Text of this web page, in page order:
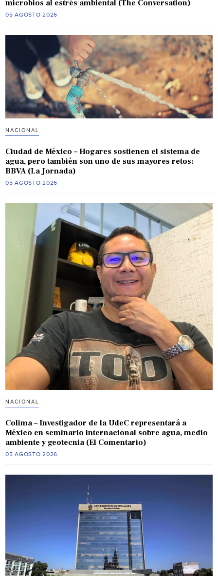
microbios al estrés ambiental (The Conversation)
05 AGOSTO 2026
NACIONAL
Ciudad de México – Hogares sostienen el sistema de
agua, pero también son uno de sus mayores retos:
BBVA (La Jornada)
05 AGOSTO 2026
NACIONAL
Colima – Investigador de la UdeC representará a
México en seminario internacional sobre agua, medio
ambiente y geotecnia (El Comentario)
05 AGOSTO 2026